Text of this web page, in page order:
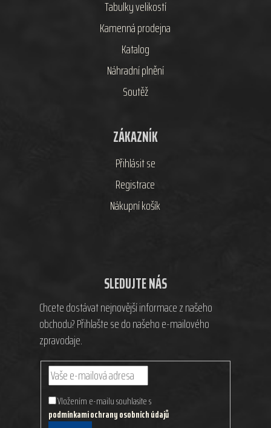
Tabulky velikostí
Kamenná prodejna
Katalog
Náhradní plnění
Soutěž
ZÁKAZNÍK
Přihlásit se
Registrace
Nákupní košík
SLEDUJTE NÁS
Chcete dostávat nejnovější informace z našeho
obchodu? Přihlašte se do našeho e-mailového
zpravodaje.
Vložením e-mailu souhlasíte s
podmínkami ochrany osobních údajů